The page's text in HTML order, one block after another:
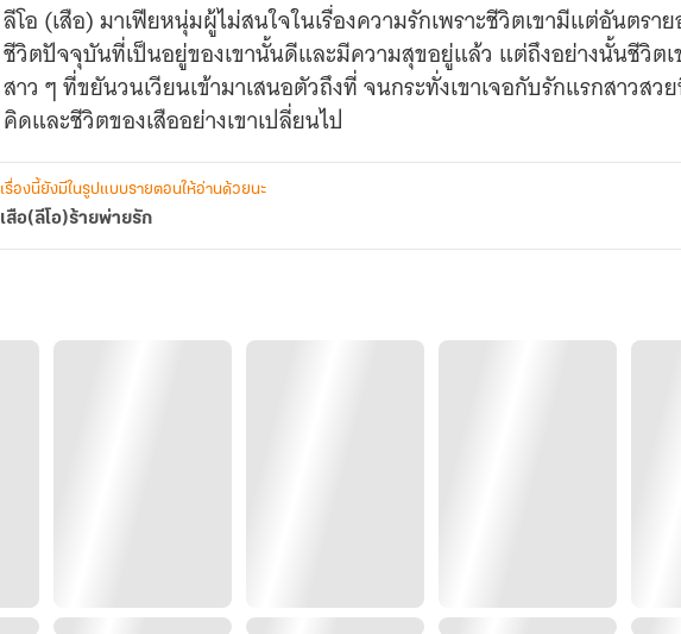
ลีโอ (เสือ) มาเฟียหนุ่มผู้ไม่สนใจในเรื่องความรักเพราะชีวิตเขามีแต่อันตรา
ชีวิตปัจจุบันที่เป็นอยู่ของเขานั้นดีและมีความสุขอยู่แล้ว แต่ถึงอย่างนั้นชีวิตเ
สาว ๆ ที่ขยันวนเวียนเข้ามาเสนอตัวถึงที่ จนกระทั่งเขาเจอกับรักแรกสาวส
คิดและชีวิตของเสืออย่างเขาเปลี่ยนไป
เรื่องนี้ยังมีในรูปแบบรายตอนให้อ่านด้วยนะ
เสือ(ลีโอ)ร้ายพ่ายรัก